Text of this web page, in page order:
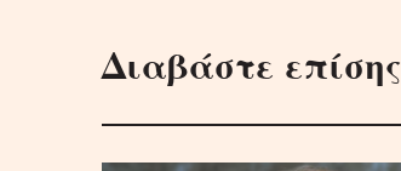
Διαβάστε επίσης